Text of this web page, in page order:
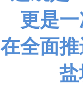
更是
在全面